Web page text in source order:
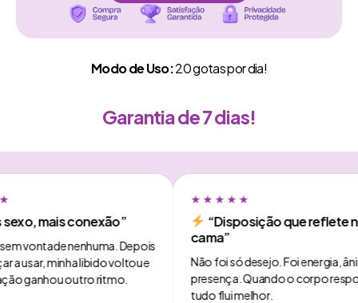
Modo de Uso:20 gotas por dia!
Garantia de 7 dias!
mais conexão”
nenhuma. Depois
minha libido voltou e
outro ritmo.
★★★★★
“Disposição que reflete na
cama”
Não foi só desejo. Foi energia, ânimo e
presença. Quando o corpo responde,
tudo flui melhor.